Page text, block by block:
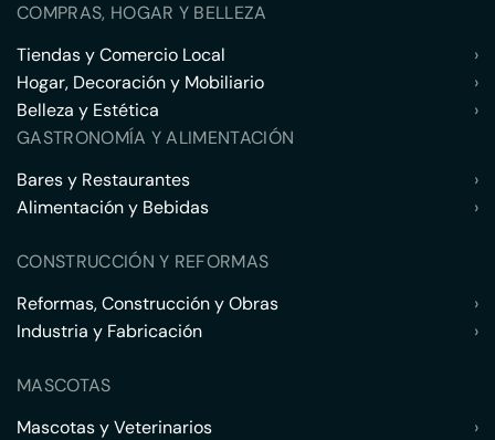
COMPRAS, HOGAR Y BELLEZA
Tiendas y Comercio Local
›
Hogar, Decoración y Mobiliario
›
Belleza y Estética
›
GASTRONOMÍA Y ALIMENTACIÓN
Bares y Restaurantes
›
Alimentación y Bebidas
›
CONSTRUCCIÓN Y REFORMAS
Reformas, Construcción y Obras
›
Industria y Fabricación
›
MASCOTAS
Mascotas y Veterinarios
›